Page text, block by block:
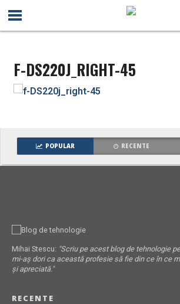
F-DS220J_RIGHT-45
POPULAR RECENTE
Mihai Stescu: "Scriu pe acest blog de tehnologie
mi-aș dori ca această profesie să fie din ce în ce
și apreciată."
RECENTE